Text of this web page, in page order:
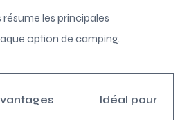
les principales
option de camping.
Idéal pour